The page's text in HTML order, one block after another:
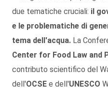
due tematiche cruciali: il
e le problematiche di
tema dell'acqua. La
Center for Food Law and
contributo scientifico del
dell'OCSE e dell'UNESCO